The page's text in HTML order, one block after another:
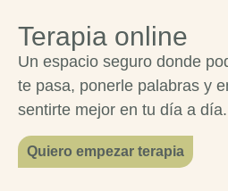
Terapia online
Un espacio seguro donde
te pasa, ponerle palabras y
sentirte mejor en tu día a día.
Quiero empezar terapia